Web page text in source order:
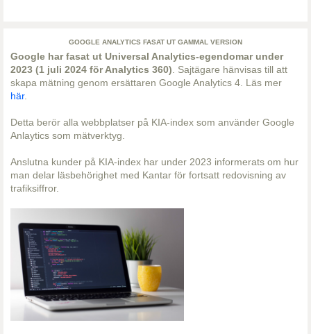
GOOGLE ANALYTICS FASAT UT GAMMAL VERSION
Google har fasat ut Universal Analytics-egendomar under
2023 (1 juli 2024 för Analytics 360) . Sajtägare hänvisas till att
skapa mätning genom ersättaren Google Analytics 4. Läs mer
här.
Detta berör alla webbplatser på KIA-index som använder Google
Anlaytics som mätverktyg.
Anslutna kunder på KIA-index har under 2023 informerats om hur
man delar läsbehörighet med Kantar för fortsatt redovisning av
trafiksiffror.